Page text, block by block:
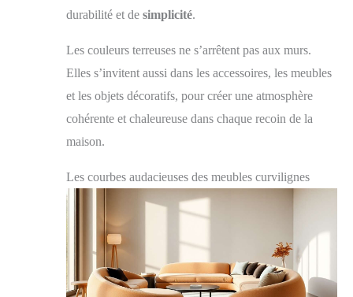
durabilité et de simplicité.
Les couleurs terreuses ne s’arrêtent pas aux murs.
Elles s’invitent aussi dans les accessoires, les meubles
et les objets décoratifs, pour créer une atmosphère
cohérente et chaleureuse dans chaque recoin de la
maison.
Les courbes audacieuses des meubles curvilignes